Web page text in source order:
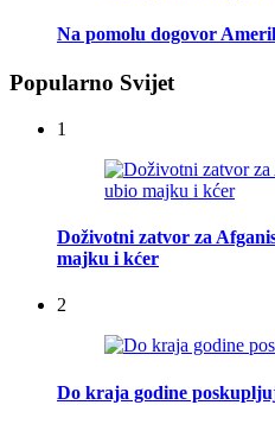
Na pomolu dogovor
Popularno Svijet
1
Doživotni zatvor za
majku i kćer
2
Do kraja godine